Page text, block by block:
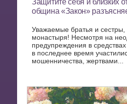
община «Закон»
Уважаемые братья и
монастыря! Несмотря на
предупреждения в
в последнее время
мошенничества, жертвами...